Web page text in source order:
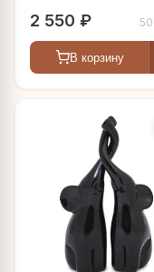
2 550 ₽
В корзину